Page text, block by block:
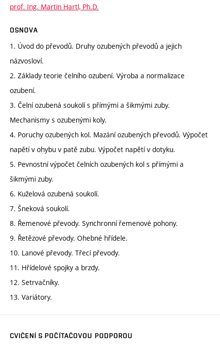
prof. Ing. Martin Hartl, Ph.D.
OSNOVA
1. Úvod do převodů. Druhy ozubených převodů a jejich
názvosloví.
2. Základy teorie čelního ozubení. Výroba a normalizace
ozubení.
3. Čelní ozubená soukolí s přímými a šikmými zuby.
Mechanismy s ozubenými koly.
4. Poruchy ozubených kol. Mazání ozubených převodů. Výpočet
napětí v ohybu v patě zubu. Výpočet napětí v dotyku.
5. Pevnostní výpočet čelních ozubených kol s přímými a
šikmými zuby.
6. Kuželová ozubená soukolí.
7. Šneková soukolí.
8. Řemenové převody. Synchronní řemenové pohony.
9. Řetězové převody. Ohebné hřídele.
10. Lanové převody. Třecí převody.
11. Hřídelové spojky a brzdy.
12. Setrvačníky.
13. Variátory.
CVIČENÍ S POČÍTAČOVOU PODPOROU